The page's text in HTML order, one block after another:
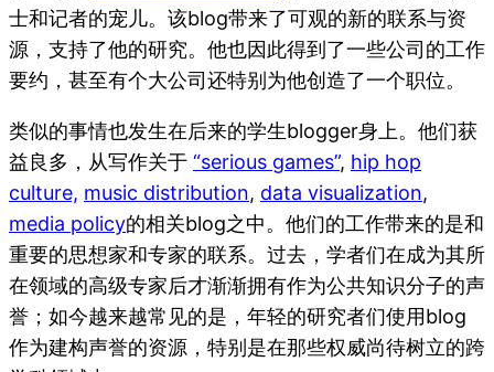
士和记者的宠儿。该blog带来了可观的新的联系与资
源，支持了他的研究。他也因此得到了一些公司的工作
要约，甚至有个大公司还特别为他创造了一个职位。
类似的事情也发生在后来的学生blogger身上。他们获
益良多，从写作关于 “serious games”, hip hop
culture, music distribution, data visualization,
media policy的相关blog之中。他们的工作带来的是和
重要的思想家和专家的联系。过去，学者们在成为其所
在领域的高级专家后才渐渐拥有作为公共知识分子的声
誉；如今越来越常见的是，年轻的研究者们使用blog
作为建构声誉的资源，特别是在那些权威尚待树立的跨